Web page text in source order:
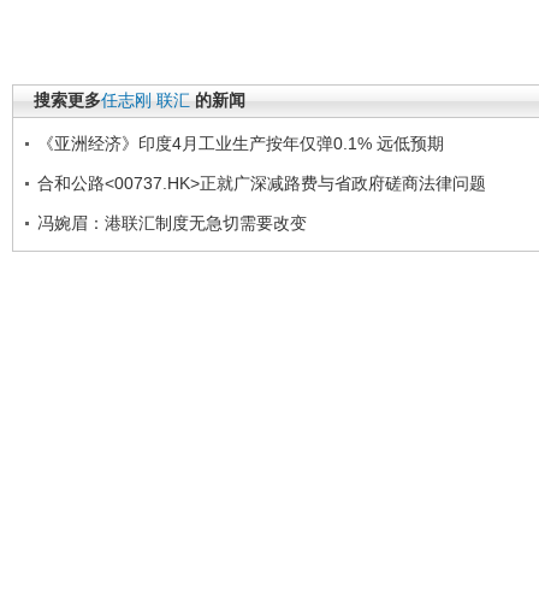
搜索更多任志刚 联汇 的新闻
《亚洲经济》印度4月工业生产按年仅弹0.1% 远低预期
合和公路<00737.HK>正就广深减路费与省政府磋商法律问题
冯婉眉：港联汇制度无急切需要改变